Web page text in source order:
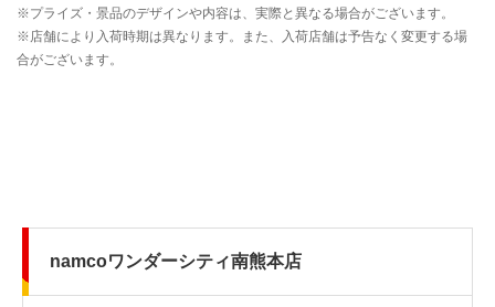
namcoワンダーシティ南熊本店